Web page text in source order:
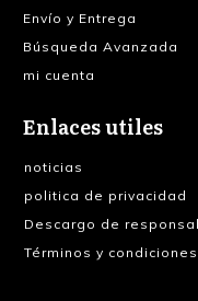
Envío y Entrega
Búsqueda Avanzada
mi cuenta
Enlaces utiles
noticias
politica de privacidad
Descargo de
Términos y condiciones